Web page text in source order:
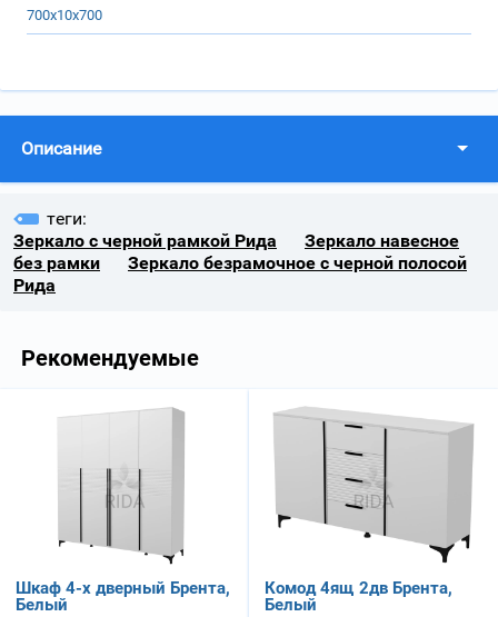
700х10х700
Описание
теги:
Зеркало с черной рамкой Рида
Зеркало навесное
без рамки
Зеркало безрамочное с черной полосой
Рида
Рекомендуемые
Шкаф 4-х дверный Брента,
Белый
Комод 4ящ 2дв Брента,
Белый